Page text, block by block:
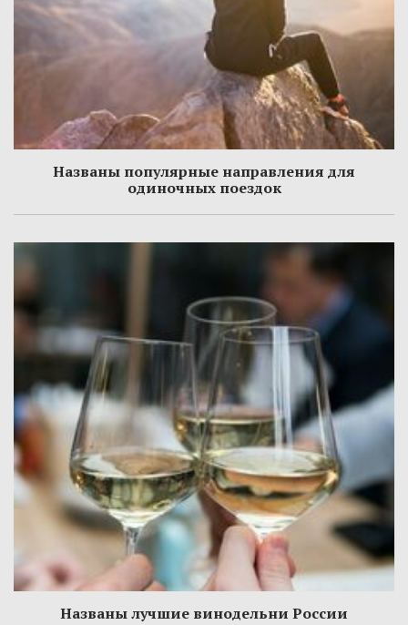
Названы популярные направления для
одиночных поездок
Названы лучшие винодельни России